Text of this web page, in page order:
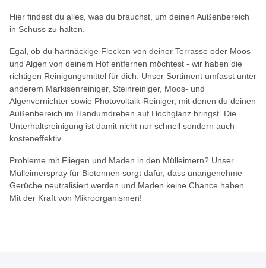
Hier findest du alles, was du brauchst, um deinen Außenbereich
in Schuss zu halten.
Egal, ob du hartnäckige Flecken von deiner Terrasse oder Moos
und Algen von deinem Hof entfernen möchtest - wir haben die
richtigen Reinigungsmittel für dich. Unser Sortiment umfasst unter
anderem Markisenreiniger, Steinreiniger, Moos- und
Algenvernichter sowie Photovoltaik-Reiniger, mit denen du deinen
Außenbereich im Handumdrehen auf Hochglanz bringst. Die
Unterhaltsreinigung ist damit nicht nur schnell sondern auch
kosteneffektiv.
Probleme mit Fliegen und Maden in den Mülleimern? Unser
Mülleimerspray für Biotonnen sorgt dafür, dass unangenehme
Gerüche neutralisiert werden und Maden keine Chance haben.
Mit der Kraft von Mikroorganismen!